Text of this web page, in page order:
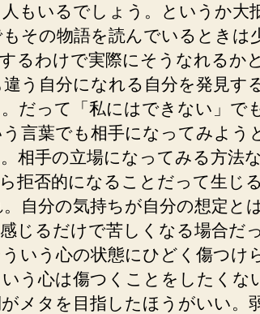
もいるでしょう。というか大
その物語を読んでいるときは
るわけで実際にそうなれるか
う自分になれる自分を発見す
だって「私にはできない」で
言葉でも相手になってみよう
相手の立場になってみる方法
拒否的になることだって生じ
自分の気持ちが自分の想定と
じるだけで苦しくなる場合だ
いう心の状態にひどく傷つけ
う心は傷つくことをしたくな
メタを目指したほうがいい。